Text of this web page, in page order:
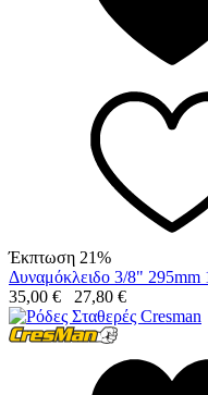
Έκπτωση 21%
Δυναμόκλειδο 3/8"
35,00 € 27,80 €